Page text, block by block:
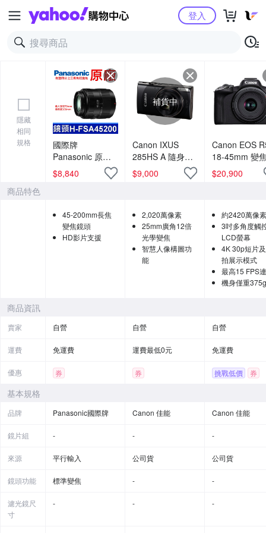
Yahoo購物中心登入
隱藏
相同
規格
國際牌
Panasonic 原廠
H-FSA45200 微
型4/3長焦距變焦
200mm 單眼鏡頭
相機
$8,840
補貨中
Canon IXUS
285HS A 隨身數
位相機(公司貨)
$9,000
Canon EOS
18-45mm 變
組 公司貨
$20,900
商品特色
45-200mm長焦
變焦鏡頭
HD影片支援
2,020萬像素
25mm廣角12倍
光學變焦
智慧人像構圖功
能
約2420萬像素
3吋多角度觸
LCD螢幕
4K 30p短片
拍展示模式
最高15 FPS
機身僅重375g
商品資訊
賣家 自營 自營 自營
運費 免運費 運費最低0元 免運費
優惠 券 券 挑戰低價
券
基本規格
品牌 Panasonic國際牌 Canon 佳能 Canon 佳能
鏡片組 - - -
來源 平行輸入 公司貨 公司貨
鏡頭功能 標準變焦 - -
濾光鏡尺
寸
- - -